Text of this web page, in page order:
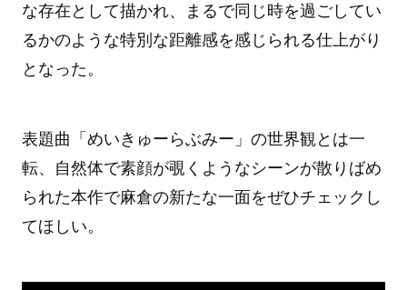
な存在として描かれ、まるで同じ時を過ごしてい
るかのような特別な距離感を感じられる仕上がり
となった。
表題曲「めいきゅーらぶみー」の世界観とは一
転、自然体で素顔が覗くようなシーンが散りばめ
られた本作で麻倉の新たな一面をぜひチェックし
てほしい。